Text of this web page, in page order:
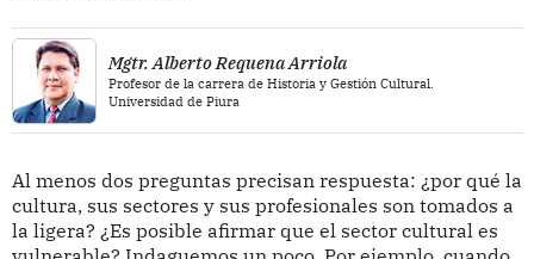
Mgtr. Alberto Requena Arriola
Profesor de la carrera de Historia y Gestión Cultural.
Universidad de Piura
Al menos dos preguntas precisan respuesta: ¿por qué la
cultura, sus sectores y sus profesionales son tomados a
la ligera? ¿Es posible afirmar que el sector cultural es